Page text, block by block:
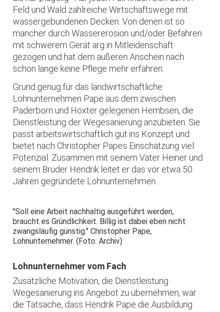
Feld und Wald zahlreiche Wirtschaftswege mit
wassergebundenen Decken. Von denen ist so
mancher durch Wassererosion und/oder Befahren
mit schwerem Gerät arg in Mitleidenschaft
gezogen und hat dem äußeren Anschein nach
schon lange keine Pflege mehr erfahren.
Grund genug für das landwirtschaftliche
Lohnunternehmen Pape aus dem zwischen
Paderborn und Höxter gelegenen Hembsen, die
Dienstleistung der Wegesanierung anzubieten. Sie
passt arbeitswirtschaftlich gut ins Konzept und
bietet nach Christopher Papes Einschätzung viel
Potenzial. Zusammen mit seinem Vater Heiner und
seinem Bruder Hendrik leitet er das vor etwa 50
Jahren gegründete Lohnunternehmen.
"Soll eine Arbeit nachhaltig ausgeführt werden,
braucht es Gründlichkeit. Billig ist dabei eben nicht
zwangsläufig günstig." Christopher Pape,
Lohnunternehmer. (Foto: Archiv)
Lohnunternehmer vom Fach
Zusätzliche Motivation, die Dienstleistung
Wegesanierung ins Angebot zu übernehmen, war
die Tatsache, dass Hendrik Pape die Ausbildung